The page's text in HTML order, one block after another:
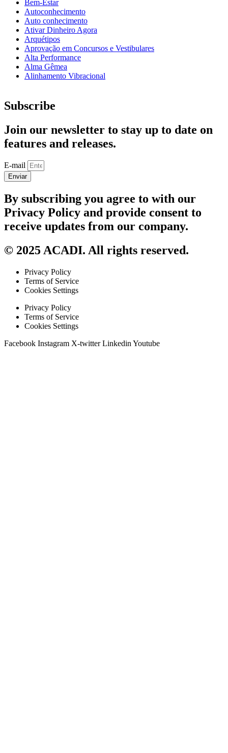
Bem-Estar
Autoconhecimento
Auto conhecimento
Ativar Dinheiro Agora
Arquétipos
Aprovação em Concursos e Vestibulares
Alta Performance
Alma Gêmea
Alinhamento Vibracional
Subscribe
Join our newsletter to stay up to date on
features and releases.
E-mail
Enviar
By subscribing you agree to with our
Privacy Policy and provide consent to
receive updates from our company.
© 2025 ACADI. All rights reserved.
Privacy Policy
Terms of Service
Cookies Settings
Privacy Policy
Terms of Service
Cookies Settings
Facebook Instagram X-twitter Linkedin Youtube